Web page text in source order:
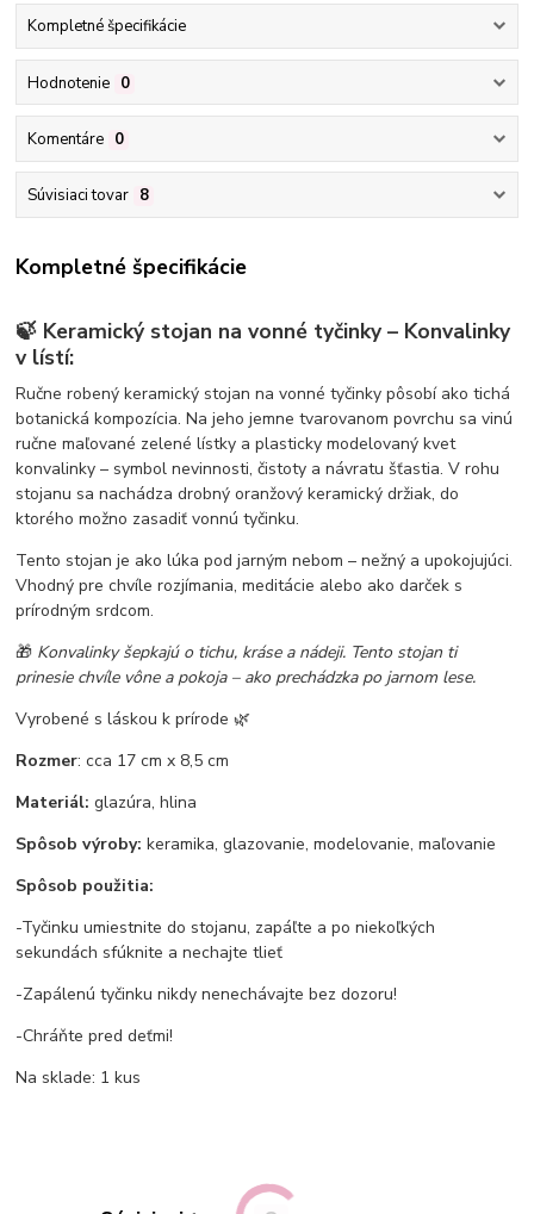
Kompletné špecifikácie
Hodnotenie 0
Komentáre 0
Súvisiaci tovar 8
Kompletné špecifikácie
🍃 Keramický stojan na vonné tyčinky – Konvalinky
v lístí:
Ručne robený keramický stojan na vonné tyčinky pôsobí ako tichá
botanická kompozícia. Na jeho jemne tvarovanom povrchu sa vinú
ručne maľované zelené lístky a plasticky modelovaný kvet
konvalinky – symbol nevinnosti, čistoty a návratu šťastia. V rohu
stojanu sa nachádza drobný oranžový keramický držiak, do
ktorého možno zasadiť vonnú tyčinku.
Tento stojan je ako lúka pod jarným nebom – nežný a upokojujúci.
Vhodný pre chvíle rozjímania, meditácie alebo ako darček s
prírodným srdcom.
🎁 Konvalinky šepkajú o tichu, kráse a nádeji. Tento stojan ti
prinesie chvíle vône a pokoja – ako prechádzka po jarnom lese.
Vyrobené s láskou k prírode 🌿
Rozmer: cca 17 cm x 8,5 cm
Materiál: glazúra, hlina
Spôsob výroby: keramika, glazovanie, modelovanie, maľovanie
Spôsob použitia:
-Tyčinku umiestnite do stojanu, zapáľte a po niekoľkých
sekundách sfúknite a nechajte tlieť
-Zapálenú tyčinku nikdy nenechávajte bez dozoru!
-Chráňte pred deťmi!
Na sklade: 1 kus